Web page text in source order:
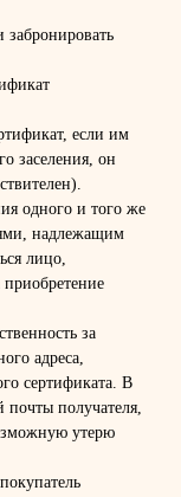
если им
заселения, он
одного и того же
надлежащим
лицо,
за
адреса,
сертификата. В
почты получателя,
утерю